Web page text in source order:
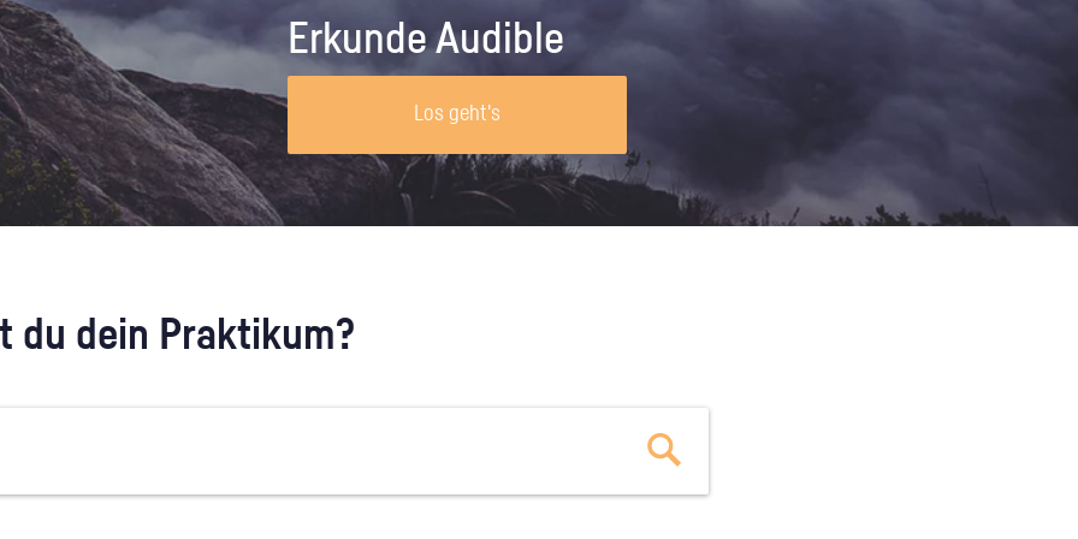
Unternehmen lohnt, wie man sich
vorbereitet und wie ein Vorab-Anruf
abläuft.
Erkunde Audible
Los geht's
du dein Praktikum?